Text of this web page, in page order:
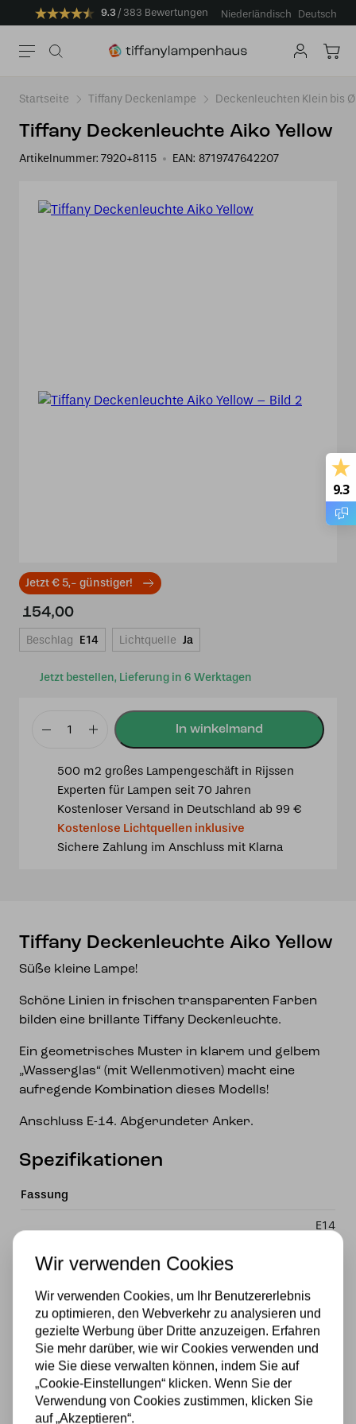
9.3 383 Bewertungen Niederländisch Deutsch
Startseite Tiffany Deckenlampe Deckenleuchten Klein bis
Tiffany Deckenleuchte Aiko Yellow
Artikelnummer: 7920+8115 EAN: 8719747642207
Jetzt € 5,- günstiger!
Jetzt bestellen, Lieferung in 6 Werktagen
154,00
Beschlag E14 Lichtquelle Ja
Tiffany
Yellow
Menge
500 m2 großes Lampengeschäft in Rijssen
Experten für Lampen seit 70 Jahren
Kostenloser Versand in Deutschland ab 99 €
Kostenlose Lichtquellen inklusive
Sichere Zahlung im Anschluss mit Klarna
Tiffany Deckenleuchte Aiko Yellow
Süße kleine Lampe!
Schöne Linien in frischen transparenten Farben
bilden eine brillante Tiffany Deckenleuchte.
Ein geometrisches Muster in klarem und gelbem
„Wasserglas“ (mit Wellenmotiven) macht eine
aufregende Kombination dieses Modells!
Anschluss E-14. Abgerundeter Anker.
Spezifikationen
Fassung
E14
Marke
Art Deco Trade
Material
Glas
Stromversorgung
9.3
Wir verwenden Cookies
Wir verwenden Cookies, um Ihr Benutzererlebnis
zu optimieren, den Webverkehr zu analysieren und
gezielte Werbung über Dritte anzuzeigen. Erfahren
Sie mehr darüber, wie wir Cookies verwenden und
wie Sie diese verwalten können, indem Sie auf
„Cookie-Einstellungen“ klicken. Wenn Sie der
Verwendung von Cookies zustimmen, klicken Sie
auf „Akzeptieren“.